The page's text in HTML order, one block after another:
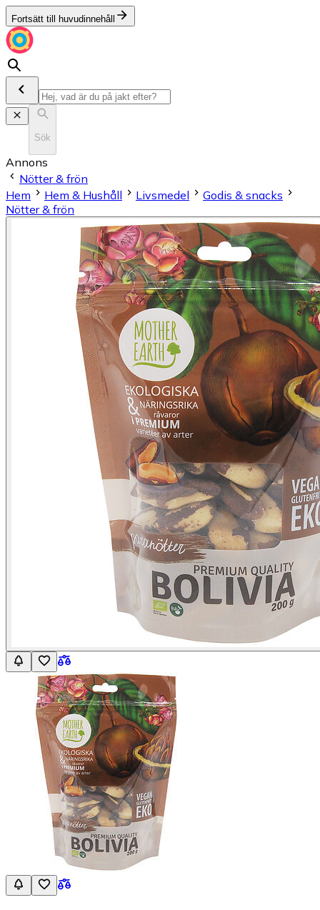
Fortsätt till huvudinnehåll
Sök
Annons
Nötter & frön
Hem
Hem & Hushåll Livsmedel
Godis & snacks
Nötter & frön